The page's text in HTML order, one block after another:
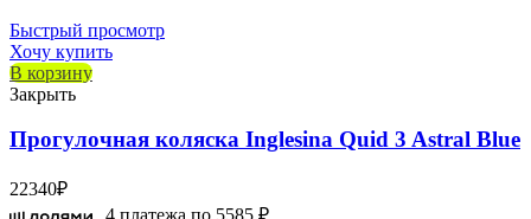
Быстрый просмотр
Хочу купить
В корзину
Закрыть
Прогулочная коляска Inglesina Quid 3 Astral Blue
22340₽
4 платежа по 5585 ₽